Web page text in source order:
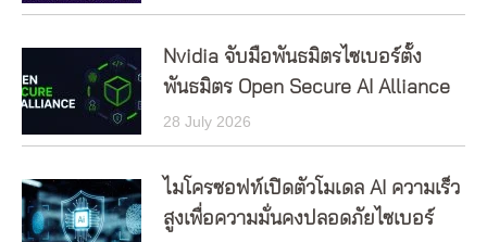
Nvidia จับมือพันธมิตรไซเบอร์ตั้ง
พันธมิตร Open Secure AI Alliance
28 July 2026
ไมโครซอฟท์เปิดตัวโมเดล AI ความเร็ว
สูงเพื่อความมั่นคงปลอดภัยไซเบอร์